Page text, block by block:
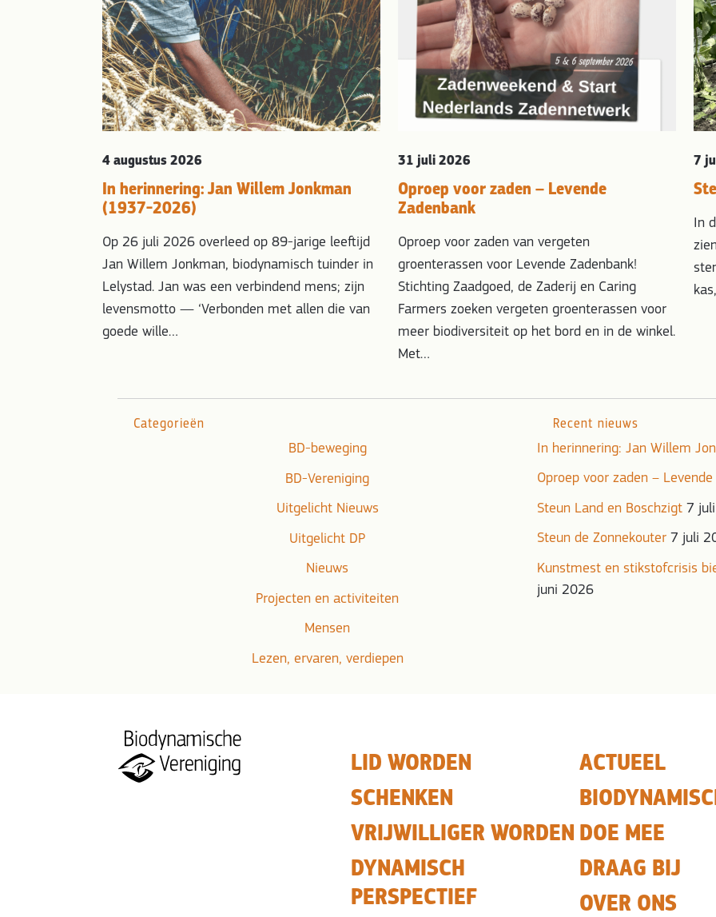
In herinnering: Jan Willem Jonkman
(1937-2026)
4 augustus 2026
Op 26 juli 2026 overleed op 89-jarige leeftijd
Jan Willem Jonkman, biodynamisch tuinder in
Lelystad. Jan was een verbindend mens; zijn
levensmotto — ‘Verbonden met allen die van
goede wille…
Oproep voor zaden – Levende
Zadenbank
31 juli 2026
Oproep voor zaden van vergeten
groenterassen voor Levende Zadenbank!
Stichting Zaadgoed, de Zaderij en Caring
Farmers zoeken vergeten groenterassen voor
meer biodiversiteit op het bord en in de winkel.
Met…
7
In
Categorieën
BD-beweging
BD-Vereniging
Uitgelicht Nieuws
Uitgelicht DP
Nieuws
Projecten en activiteiten
Mensen
Lezen, ervaren, verdiepen
Recent nieuws
In herinnering: Jan Willem
Oproep voor zaden –
Steun Land en Boschzigt 7
Steun de Zonnekouter 7 juli
Kunstmest en stikstofcrisis
juni 2026
LID WORDEN
SCHENKEN
VRIJWILLIGER WORDEN
DYNAMISCH
PERSPECTIEF
ACTUEEL
DOE MEE
DRAAG BIJ
OVER ONS